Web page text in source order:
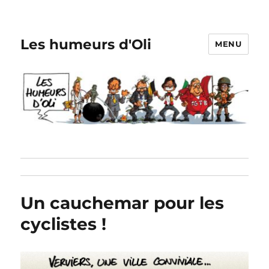
Les humeurs d'Oli MENU
Un cauchemar pour les
cyclistes !